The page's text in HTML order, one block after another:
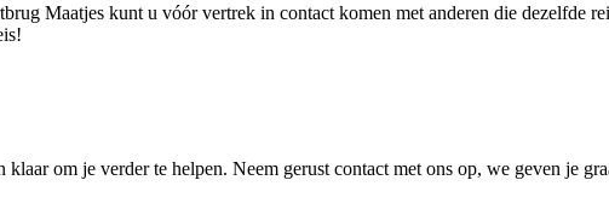
Maatjes kunt u vóór vertrek in contact komen met anderen die dezelfde
om je verder te helpen. Neem gerust contact met ons op, we geven je